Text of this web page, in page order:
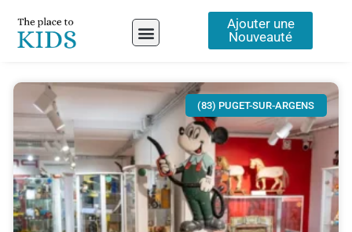
contenu
Ajouter une
Nouveauté
(83) PUGET-SUR-ARGENS